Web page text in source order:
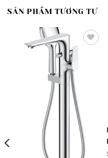
SẢN PHẨM TƯƠNG TỰ